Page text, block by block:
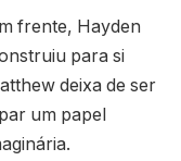
frente, Hayden
para si
deixa de ser
um papel